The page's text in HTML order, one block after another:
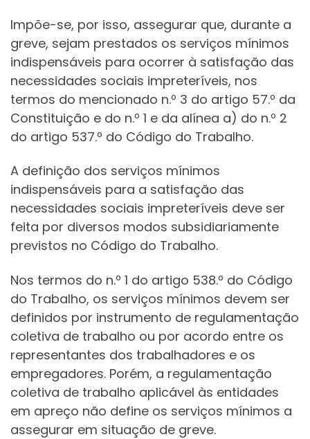
Impõe-se, por isso, assegurar que, durante a
greve, sejam prestados os serviços mínimos
indispensáveis para ocorrer à satisfação das
necessidades sociais impreteríveis, nos
termos do mencionado n.º 3 do artigo 57.º da
Constituição e do n.º 1 e da alínea a) do n.º 2
do artigo 537.º do Código do Trabalho.
A definição dos serviços mínimos
indispensáveis para a satisfação das
necessidades sociais impreteríveis deve ser
feita por diversos modos subsidiariamente
previstos no Código do Trabalho.
Nos termos do n.º 1 do artigo 538.º do Código
do Trabalho, os serviços mínimos devem ser
definidos por instrumento de regulamentação
coletiva de trabalho ou por acordo entre os
representantes dos trabalhadores e os
empregadores. Porém, a regulamentação
coletiva de trabalho aplicável às entidades
em apreço não define os serviços mínimos a
assegurar em situação de greve.